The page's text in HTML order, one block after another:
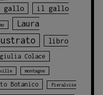
il gallo
Laura
libro
Colace
montagne
Botanico Pieralvise